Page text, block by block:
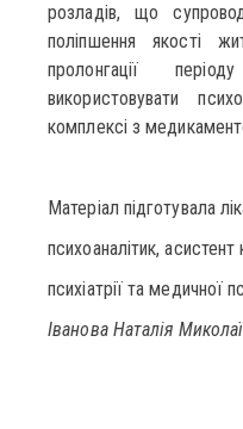
розладів, що
поліпшення якості
пролонгації
використовувати
комплексі з
Матеріал підготувала
психоаналітик,
психіатрії та медичної
Іванова Наталія